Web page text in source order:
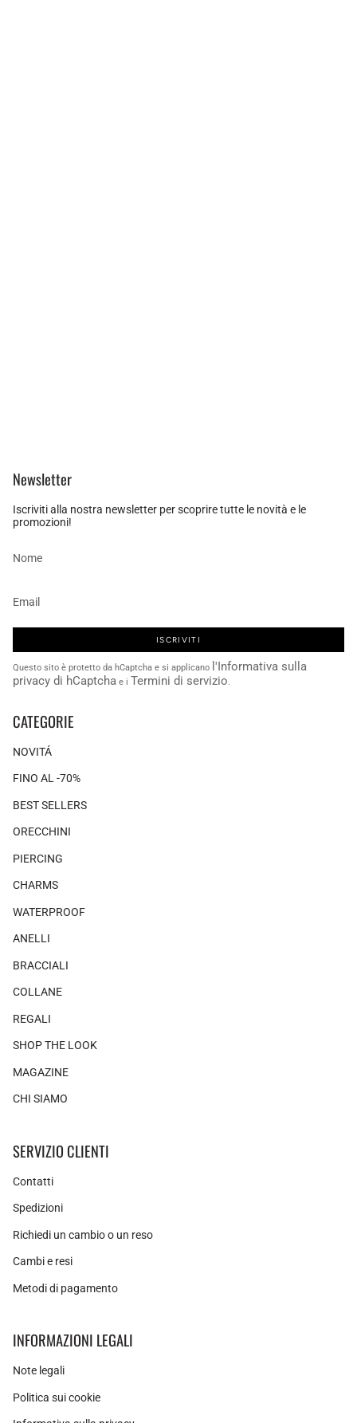
Newsletter
Iscriviti alla nostra newsletter per scoprire tutte le novità e le
promozioni!
ISCRIVITI
Questo sito è protetto da hCaptcha e si applicano l'Informativa sulla
privacy di hCaptcha e i Termini di servizio.
CATEGORIE
NOVITÁ
FINO AL -70%
BEST SELLERS
ORECCHINI
PIERCING
CHARMS
WATERPROOF
ANELLI
BRACCIALI
COLLANE
REGALI
SHOP THE LOOK
MAGAZINE
CHI SIAMO
SERVIZIO CLIENTI
Contatti
Spedizioni
Richiedi un cambio o un reso
Cambi e resi
Metodi di pagamento
INFORMAZIONI LEGALI
Note legali
Politica sui cookie